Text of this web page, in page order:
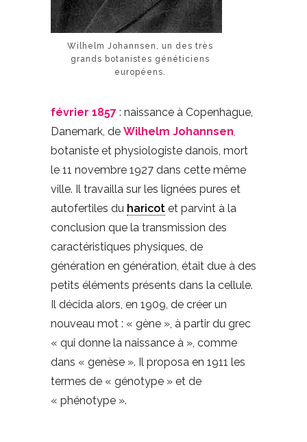
Wilhelm Johannsen, un des très
grands botanistes généticiens
européens.
février 1857 : naissance à Copenhague,
Danemark, de Wilhelm Johannsen,
botaniste et physiologiste danois, mort
le 11 novembre 1927 dans cette même
ville. Il travailla sur les lignées pures et
autofertiles du haricot et parvint à la
conclusion que la transmission des
caractéristiques physiques, de
génération en génération, était due à des
petits éléments présents dans la cellule.
Il décida alors, en 1909, de créer un
nouveau mot : « gène », à partir du grec
« qui donne la naissance à », comme
dans « genèse ». Il proposa en 1911 les
termes de « génotype » et de
« phénotype ».